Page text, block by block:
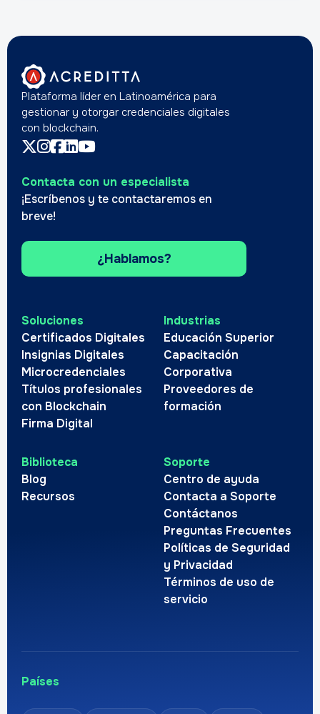
Plataforma líder en Latinoamérica para
gestionar y otorgar credenciales digitales
con blockchain.
Contacta con un especialista
¡Escríbenos y te contactaremos en
breve!
¿Hablamos?
Soluciones
Certificados Digitales
Insignias Digitales
Microcredenciales
Títulos profesionales
con Blockchain
Firma Digital
Industrias
Educación Superior
Capacitación
Corporativa
Proveedores de
formación
Biblioteca
Blog
Recursos
Soporte
Centro de ayuda
Contacta a Soporte
Contáctanos
Preguntas Frecuentes
Políticas de Seguridad
y Privacidad
Términos de uso de
servicio
Países